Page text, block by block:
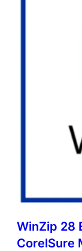
WinZip 28
CorelSure